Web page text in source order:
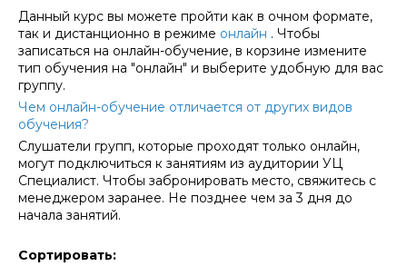
Данный курс вы можете пройти как в очном формате,
так и дистанционно в режиме онлайн . Чтобы
записаться на онлайн-обучение, в корзине измените
тип обучения на "онлайн" и выберите удобную для вас
группу.
Чем онлайн-обучение отличается от других видов
обучения?
Слушатели групп, которые проходят только онлайн,
могут подключиться к занятиям из аудитории УЦ
Специалист. Чтобы забронировать место, свяжитесь с
менеджером заранее. Не позднее чем за 3 дня до
начала занятий.
Сортировать: